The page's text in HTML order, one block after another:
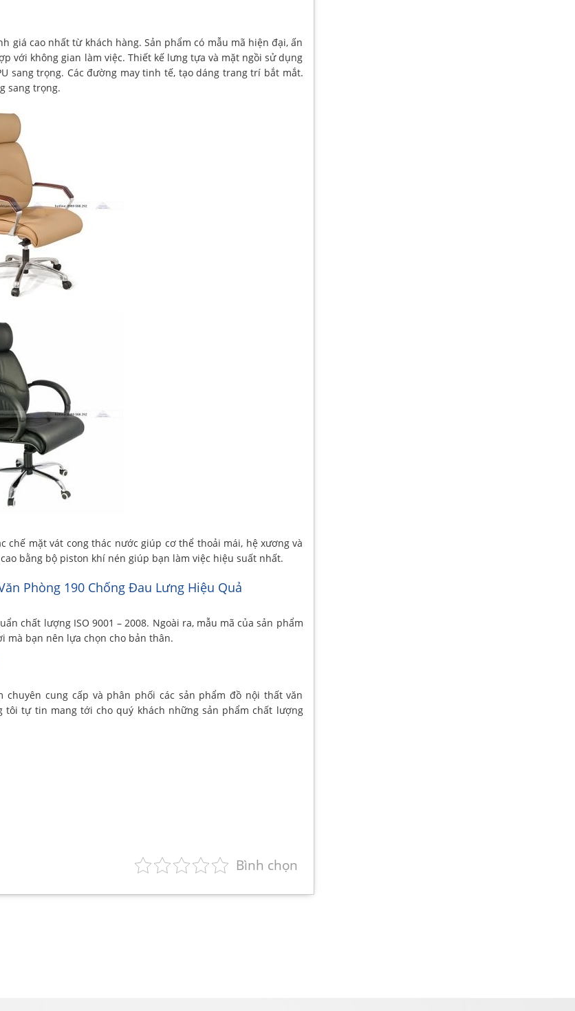
giá cao nhất từ khách hàng. Sản phẩm có mẫu mã hiện đại, ấn
với không gian làm việc. Thiết kế lưng tựa và mặt ngồi sử dụng
sang trọng. Các đường may tinh tế, tạo dáng trang trí bắt mắt.
sang trọng.
mặt vát cong thác nước giúp cơ thể thoải mái, hệ xương và
bằng bộ piston khí nén giúp bạn làm việc hiệu suất nhất.
Phòng 190 Chống Đau Lưng Hiệu Quả
chất lượng ISO 9001 – 2008. Ngoài ra, mẫu mã của sản phẩm
mà bạn nên lựa chọn cho bản thân.
cung cấp và phân phối các sản phẩm đồ nội thất văn
tôi tự tin mang tới cho quý khách những sản phẩm chất lượng
Bình chọn